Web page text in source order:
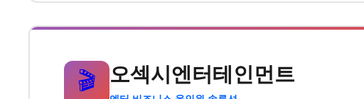
🎬 오섹시엔터테인먼트